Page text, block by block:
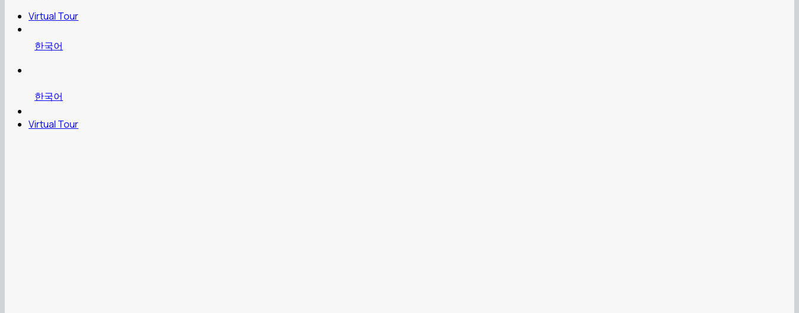
Virtual Tour
한국어
한국어
Virtual Tour